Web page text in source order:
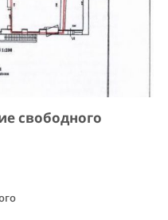
свободного